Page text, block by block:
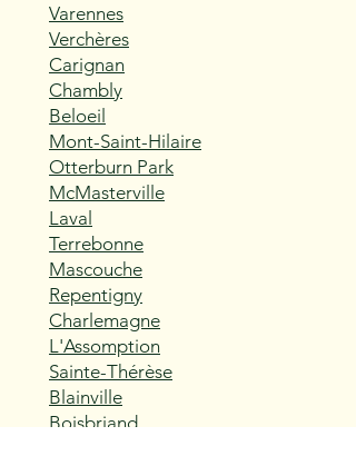
Varennes
Verchères
Carignan
Chambly
Beloeil
Mont-Saint-Hilaire
Otterburn Park
McMasterville
Laval
Terrebonne
Mascouche
Repentigny
Charlemagne
L'Assomption
Sainte-Thérèse
Blainville
Boisbriand